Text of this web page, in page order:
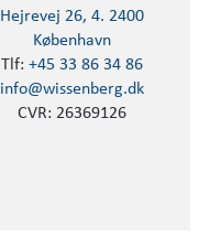
Hejrevej 26, 4. 2400
København
Tlf: +45 33 86 34 86
info@wissenberg.dk
CVR: 26369126